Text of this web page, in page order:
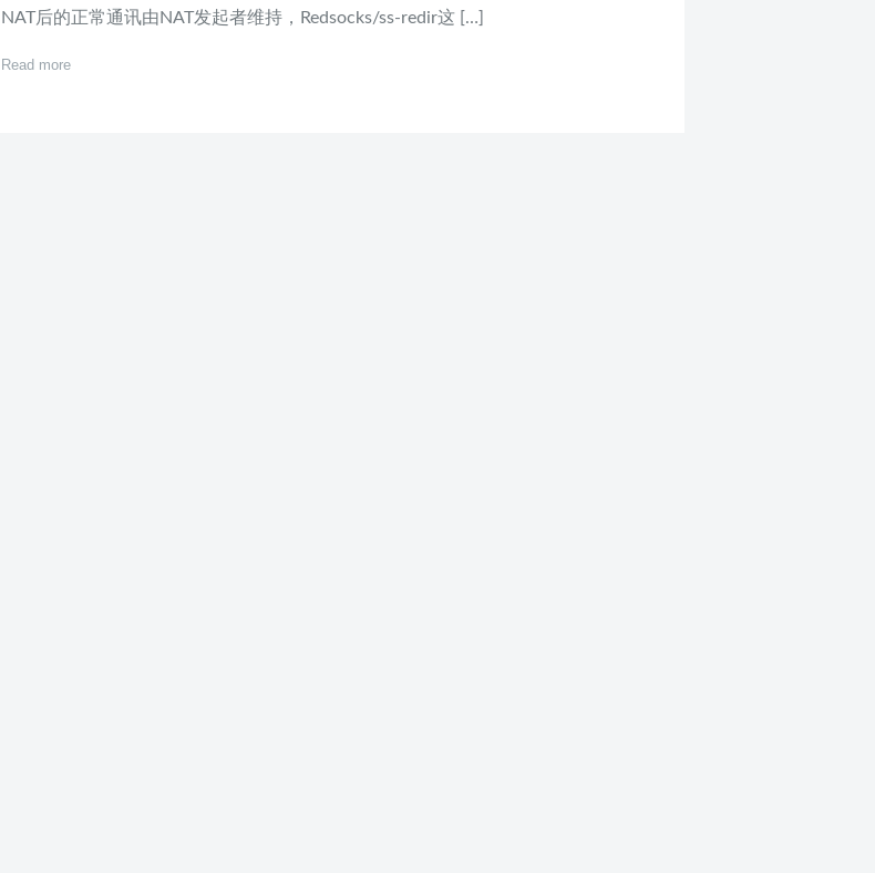
NAT后的正常通讯由NAT发起者维持，Redsocks/ss-redir这 […]
Read more